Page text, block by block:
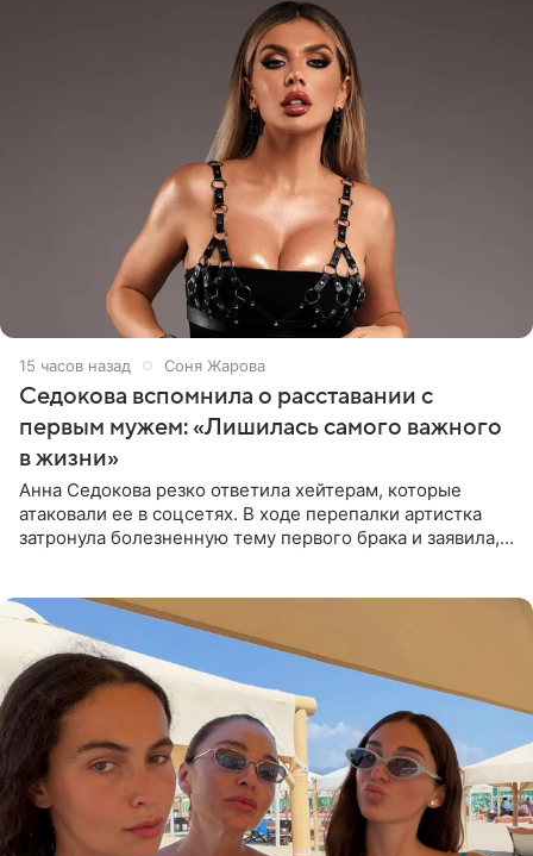
15 часов назад Соня Жарова
Седокова вспомнила о расставании с
первым мужем: «Лишилась самого важного
в жизни»
Анна Седокова резко ответила хейтерам, которые
атаковали ее в соцсетях. В ходе перепалки артистка
затронула болезненную тему первого брака и заявила,